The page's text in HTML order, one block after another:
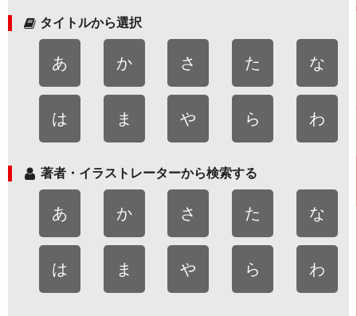
タイトルから選択
あ か さ た な
は ま や ら わ
著者・イラストレーターから検索する
あ か さ た な
は ま や ら わ